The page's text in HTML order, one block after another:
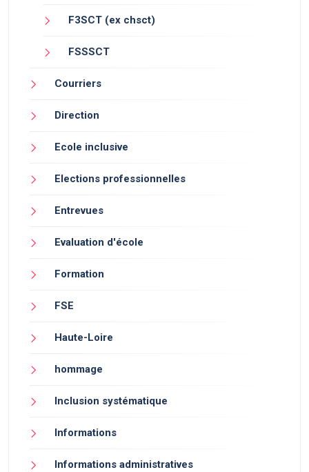
F3SCT (ex chsct)
FSSSCT
Courriers
Direction
Ecole inclusive
Elections professionnelles
Entrevues
Evaluation d'école
Formation
FSE
Haute-Loire
hommage
Inclusion systématique
Informations
Informations administratives